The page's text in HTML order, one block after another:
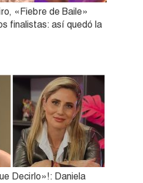
«Fiebre de Baile»
finalistas: así quedó la
Decirlo»!: Daniela